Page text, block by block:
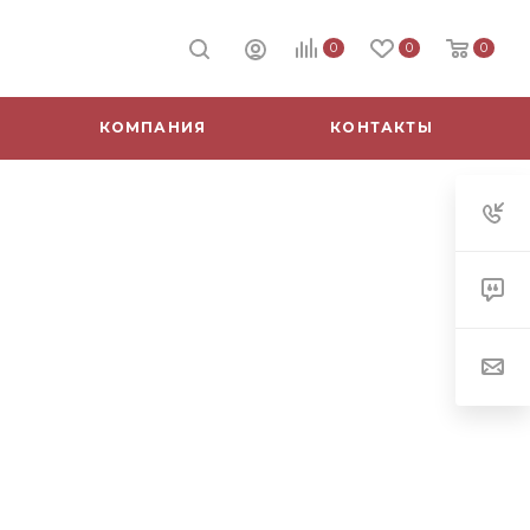
0 0 0
КОМПАНИЯ КОНТАКТЫ